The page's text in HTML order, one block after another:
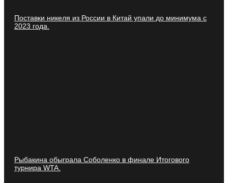
Поставки никеля из России в Китай упали до минимума с
2023 года.
Рыбакина обыграла Соболенко в финале Итогового
турнира WTA.